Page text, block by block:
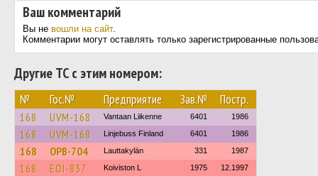
Ваш комментарий
Вы не вошли на сайт.
Комментарии могут оставлять только зарегистрированные
Другие ТС с этим номером:
№ Гос.№ Предприятие Зав.№ Постр.
168 UVM-168 Vantaan Liikenne 6401 1986
168 UVM-168 Linjebuss Finland 6401 1986
168 OPB-704 Lauttakylän 331 1987
168 EOI-837 Koiviston L 1975 12.1997